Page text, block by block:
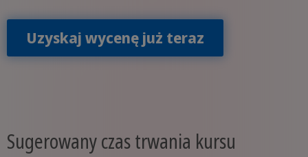
Uzyskaj wycenę już teraz
Sugerowany czas trwania kursu